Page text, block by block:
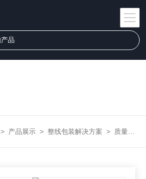
中国)Macao有限公司
> 产品展示 > 整线包装解决方案 > 质量溯源系统推荐